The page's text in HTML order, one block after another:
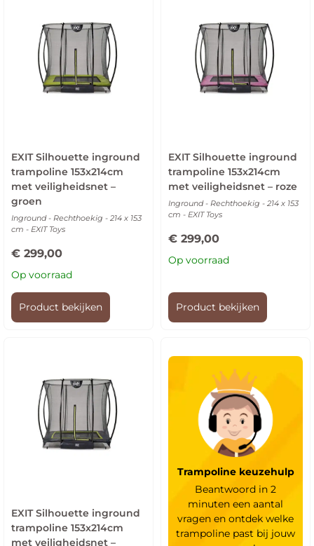
EXIT Silhouette inground
trampoline 153x214cm
met veiligheidsnet –
groen
Inground - Rechthoekig - 214 x 153
cm - EXIT Toys
€ 299,00
Op voorraad
Product bekijken
EXIT Silhouette inground
trampoline 153x214cm
met veiligheidsnet – roze
Inground - Rechthoekig - 214 x 153
cm - EXIT Toys
€ 299,00
Op voorraad
Product bekijken
EXIT Silhouette inground
trampoline 153x214cm
met veiligheidsnet –
Trampoline keuzehulp
Beantwoord in 2
minuten een aantal
vragen en ontdek welke
trampoline past bij jouw